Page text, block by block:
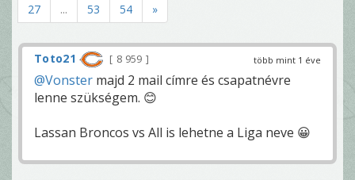
27
... 53 54 »
több mint 1 éve
Toto21 8 959
@Vonster majd 2 mail címre és csapatnévre
lenne szükségem. 😊
Lassan Broncos vs All is lehetne a Liga neve 😀